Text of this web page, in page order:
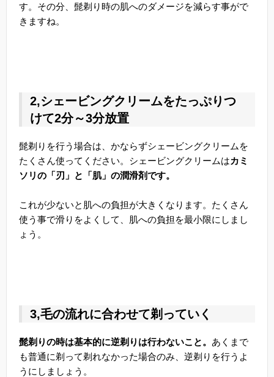
す。その分、髭剃り時の肌へのダメージを減らす事がで
きますね。
2,シェービングクリームをたっぷりつ
けて2分～3分放置
髭剃りを行う場合は、かならずシェービングクリームを
たくさん使ってください。シェービングクリームはカミ
ソリの「刃」と「肌」の潤滑剤です。
これが少ないと肌への負担が大きくなります。たくさん
使う事で滑りをよくして、肌への負担を最小限にしまし
ょう。
3,毛の流れに合わせて剃っていく
髭剃りの時は基本的に逆剃りは行わないこと。 あくまで
も普通に剃って剃れなかった場合のみ、逆剃りを行うよ
うにしましょう。